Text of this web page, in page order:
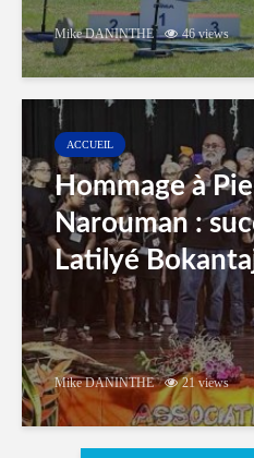
Mike DANINTHE 46 views
ACCUEIL
Hommage à
Narouman :
Latilyé
Mike DANINTHE 21 views